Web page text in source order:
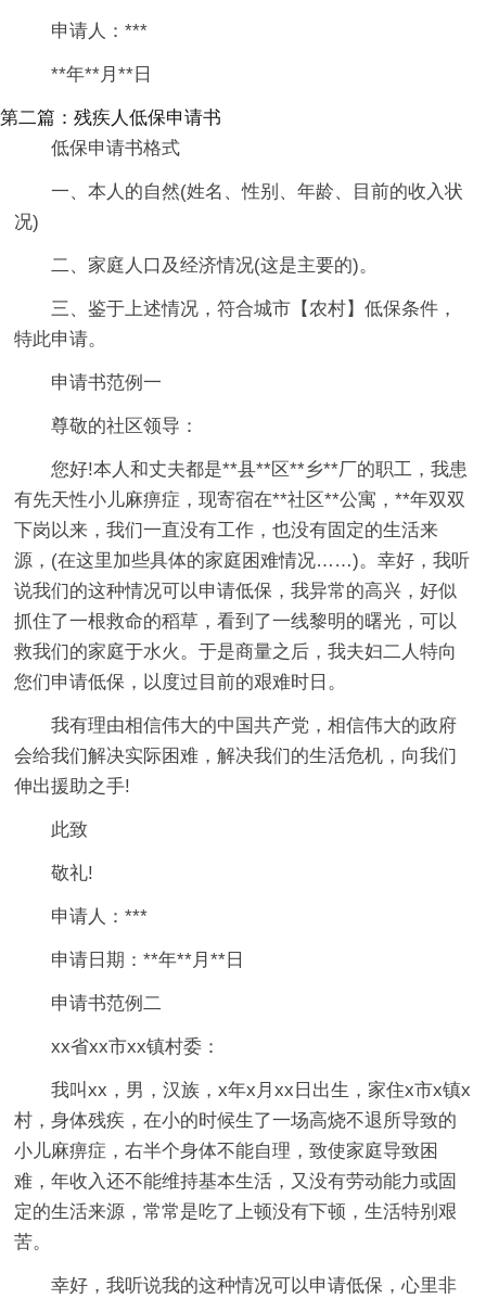
申请人：***
**年**月**日
第二篇：残疾人低保申请书
低保申请书格式
一、本人的自然(姓名、性别、年龄、目前的收入状
况)
二、家庭人口及经济情况(这是主要的)。
三、鉴于上述情况，符合城市【农村】低保条件，
特此申请。
申请书范例一
尊敬的社区领导：
您好!本人和丈夫都是**县**区**乡**厂的职工，我患
有先天性小儿麻痹症，现寄宿在**社区**公寓，**年双双
下岗以来，我们一直没有工作，也没有固定的生活来
源，(在这里加些具体的家庭困难情况……)。幸好，我听
说我们的这种情况可以申请低保，我异常的高兴，好似
抓住了一根救命的稻草，看到了一线黎明的曙光，可以
救我们的家庭于水火。于是商量之后，我夫妇二人特向
您们申请低保，以度过目前的艰难时日。
我有理由相信伟大的中国共产党，相信伟大的政府
会给我们解决实际困难，解决我们的生活危机，向我们
伸出援助之手!
此致
敬礼!
申请人：***
申请日期：**年**月**日
申请书范例二
xx省xx市xx镇村委：
我叫xx，男，汉族，x年x月xx日出生，家住x市x镇x
村，身体残疾，在小的时候生了一场高烧不退所导致的
小儿麻痹症，右半个身体不能自理，致使家庭导致困
难，年收入还不能维持基本生活，又没有劳动能力或固
定的生活来源，常常是吃了上顿没有下顿，生活特别艰
苦。
幸好，我听说我的这种情况可以申请低保，心里非